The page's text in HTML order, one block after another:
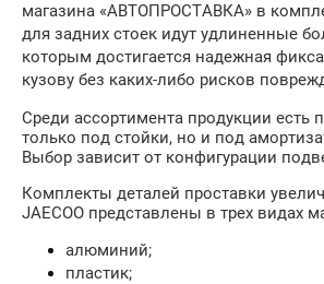
магазина «АВТОПРОСТАВКА» в
для задних стоек идут удлиненные
которым достигается надежная
кузову без каких-либо рисков
Среди ассортимента продукции есть
только под стойки, но и под
Выбор зависит от конфигурации
Комплекты деталей проставки
JAECOO представлены в трех видах
алюминий;
пластик;